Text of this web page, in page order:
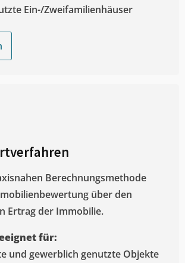
Ein-/Zweifamilienhäuser
Berechnungsmethode
über den
Ertrag der Immobilie.
für:
und gewerblich genutzte Objekte